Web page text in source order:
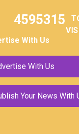
4595315
With Us
With Us
Your News With